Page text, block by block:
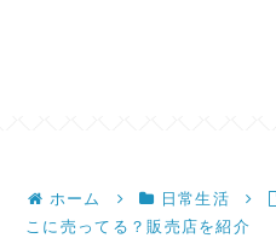
ホーム 日常生活
こに売ってる？販売店を紹介